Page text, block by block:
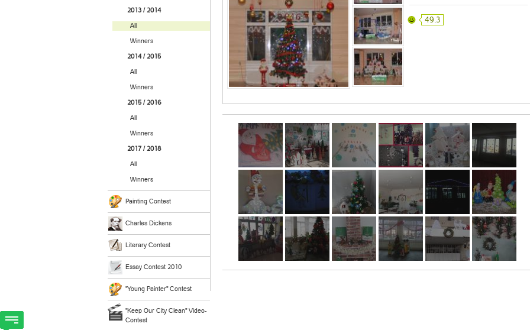
2013 / 2014
All
Winners
2014 / 2015
All
Winners
2015 / 2016
All
Winners
2017 / 2018
All
Winners
Painting Contest
Charles Dickens
Literary Contest
Essay Contest 2010
"Young Painter" Contest
"Keep Our City Clean" Video-
Contest
49.3